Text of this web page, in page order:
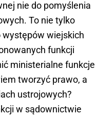
nie do pomyślenia
To nie tylko
występów wiejskich
funkcji
ministerialne funkcje
tworzyć prawo, a
ustrojowych?
w sądownictwie